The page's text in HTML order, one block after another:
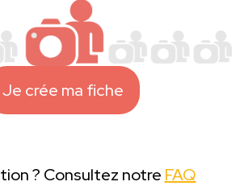
Je crée ma fiche
? Consultez notre FAQ